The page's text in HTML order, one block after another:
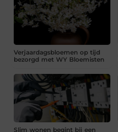
Verjaardagsbloemen op tijd
bezorgd met WY Bloemisten
Slim wonen begint bij een